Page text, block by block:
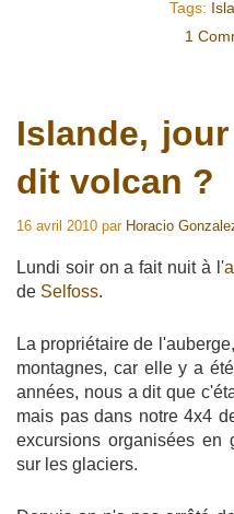
Tags:
1
Islande,
dit volcan ?
16 avril 2010 par Horacio
Lundi soir on a fait nuit à l'
de Selfoss.
La propriétaire de
montagnes, car elle y a
années, nous a dit que
mais pas dans notre 4x4
excursions organisées
sur les glaciers.